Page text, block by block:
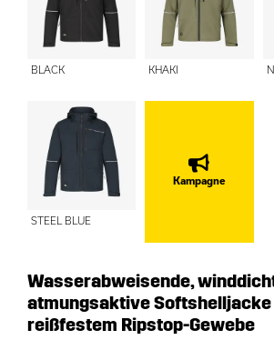
BLACK KHAKI
STEEL BLUE
Kampagne
Wasserabweisende,
atmungsaktive Softshelljacke
reißfestem Ripstop-Gewebe